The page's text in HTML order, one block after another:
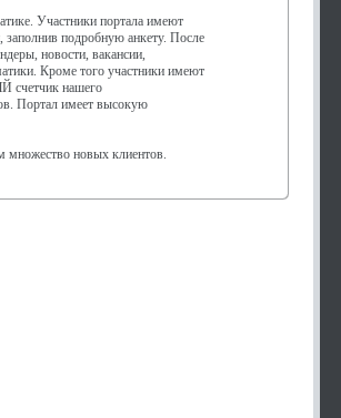
Участники портала имеют
подробную анкету. После
новости, вакансии,
Кроме того участники имеют
счетчик нашего
Портал имеет высокую
множество новых клиентов.